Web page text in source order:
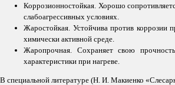
Коррозионностойкая. Хорошо
слабоагрессивных условиях.
Жаростойкая. Устойчива против коррозии
химически активной среде.
Жаропрочная. Сохраняет свою
характеристики при нагреве.
В специальной литературе (Н. И. Макиенко